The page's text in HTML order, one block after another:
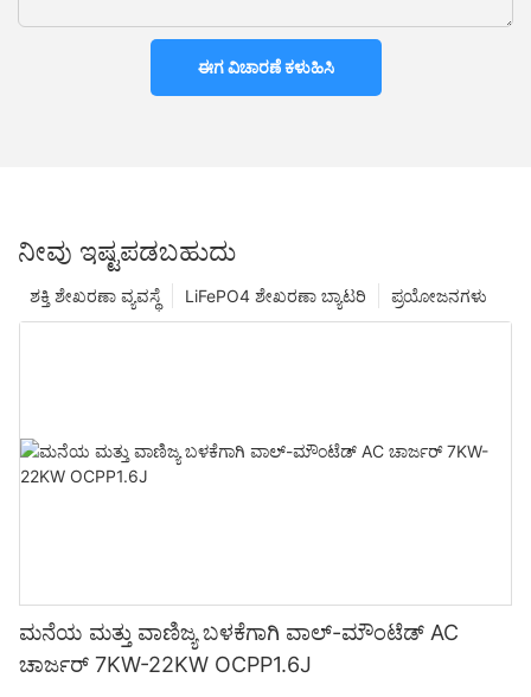
ಈಗ ವಿಚಾರಣೆ ಕಳುಹಿಸಿ
ನೀವು ಇಷ್ಟಪಡಬಹುದು
ಪ್ರಯೋಜನಗಳು
LiFePO4 ಶೇಖರಣಾ ಬ್ಯಾಟರಿ
ಶಕ್ತಿ ಶೇಖರಣಾ ವ್ಯವಸ್ಥೆ
ಮನೆಯ ಮತ್ತು ವಾಣಿಜ್ಯ ಬಳಕೆಗಾಗಿ ವಾಲ್-ಮೌಂಟೆಡ್ AC
ಚಾರ್ಜರ್ 7KW-22KW OCPP1.6J